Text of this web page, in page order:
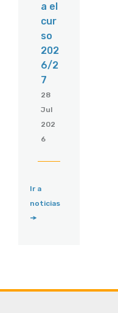
a el
cur
so
202
6/2
7
28
Jul
202
6
Ir a
noticias